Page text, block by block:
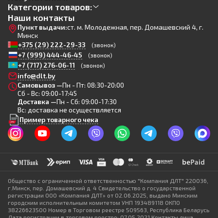
Категории товаров:
Наши контакты
Пункт выдачи:ст. м. Молодежная, пер. Домашевский 4, г.
Минск
+375 (29) 222-29-33
(звонок)
+7 (999) 444-46-45 (звонок)
+7 (717) 276-06-11 (звонок)
info@dlt.by
Самовывоз —Пн - Пт: 08:30-20:00
Сб - Вс: 09:00-17:45
Доставка —Пн - Сб: 09:00-17:30
Вс: доставка не осуществляется
Пример товарного чека
Общество с ограниченной ответственностью "Компания ДЛТ" 220036,
г.Минск, пер. Домашевский д. 4 Свидетельство о государственной
регистрации ООО «Компания ДЛТ» от 02.06.2025, выдано Минским
городским исполнительным комитетом УНП 193489118 ОКПО
38226623500 Номер в Торговом реестре 509563, Республика Беларусь